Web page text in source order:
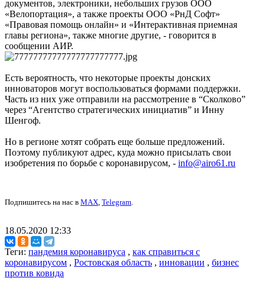
документов, электроники, небольших грузов ООО
«Велопортация», а также проекты ООО «РнД Софт»
«Правовая помощь онлайн» и «Интерактивная приемная
главы региона», также многие другие, - говорится в
сообщении АИР.
Есть вероятность, что некоторые проекты донских
инноваторов могут воспользоваться формами поддержки.
Часть из них уже отправили на рассмотрение в “Сколково”
через “Агентство стратегических инициатив” и Инну
Шенгоф.
Но в регионе хотят собрать еще больше предложений.
Поэтому публикуют адрес, куда можно присылать свои
изобретения по борьбе с коронавирусом, - info@airo61.ru
Подпишитесь на нас в MAX, Telegram.
18.05.2020 12:33
Теги: пандемия коронавируса , как справиться с
коронавирусом , Ростовская область , инновации , бизнес
против ковида